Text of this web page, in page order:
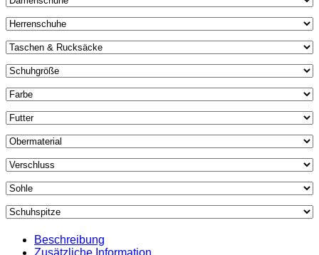
Beschreibung
Zusätzliche Information